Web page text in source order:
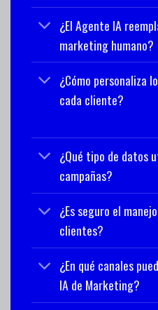
¿El Agente IA
marketing humano?
¿Cómo personaliza
cada cliente?
¿Qué tipo de datos
campañas?
¿Es seguro el
clientes?
¿En qué canales
IA de Marketing?